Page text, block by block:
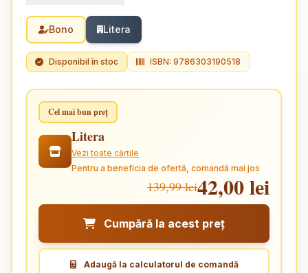
Bono Litera
Disponibil în stoc ISBN: 9786303190518
Cel mai bun preț
Litera
Vezi toate cărțile
Pentru a beneficia de ofertă, comandă mai jos
139,99 lei42,00 lei
Cumpără la acest preț
Adaugă la calculatorul de comandă